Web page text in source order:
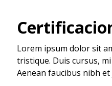
Lorem ipsum dolor sit
tristique. Duis cursus,
Aenean faucibus nibh